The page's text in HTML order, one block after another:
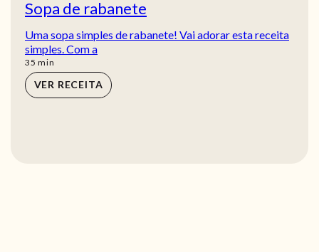
Sopa de rabanete
Uma sopa simples de rabanete! Vai adorar esta receita
simples. Com a
35 min
min
VER RECEITA